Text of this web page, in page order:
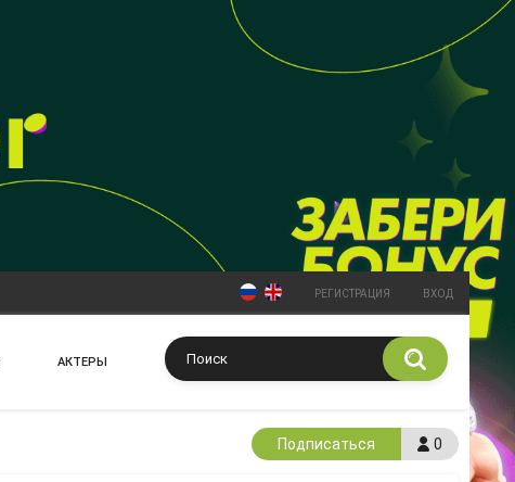
РЕГИСТРАЦИЯ ВХОД
АКТЕРЫ
0
Подписаться